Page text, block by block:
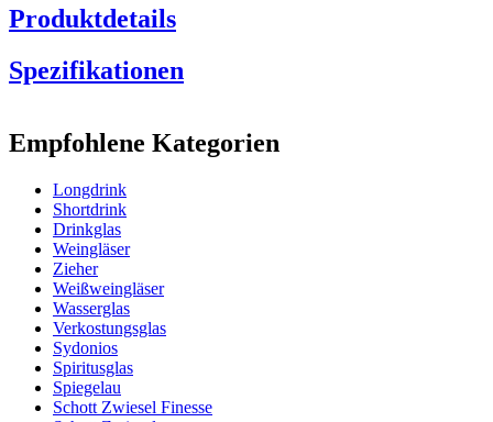
Produktdetails
Spezifikationen
ProduktnummerKR41406
Abmessungen (BxHxT cm)
Gewicht (kg)
Höhe (cm)15.5
Breite (cm)
Glas
GlasTrinkglas, Longdrinks
Empfohlene Kategorien
Longdrink
Shortdrink
Drinkglas
Weingläser
Zieher
Weißweingläser
Wasserglas
Verkostungsglas
Sydonios
Spiritusglas
Spiegelau
Schott Zwiesel Finesse